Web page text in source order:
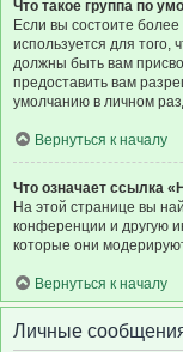
Что такое группа по
Если вы состоите
используется для того,
должны быть вам
предоставить вам
умолчанию в личном
Вернуться к началу
Что означает ссылка
На этой странице вы
конференции и другую
которые они
Вернуться к началу
Личные